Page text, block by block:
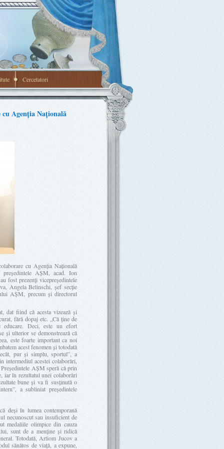
Cercetatori
cu Agenția Națională
cu Agenția Națională
AȘM, acad. Ion
fost prezenți vicepreședintele
Angela Belinschi, șef secție
AȘM, precum și directorul
dat fiind că acesta vizează și
fără dopaj etc. „Că ține de
Deci, este un efort
și ulterior se demonstrează că
este foarte important ca noi
acest fenomen și totodată
pur și simplu, sportul”, a
acestei colaborări,
AȘM speră că prin
iar în rezultatul unei colaborări
bune și va fi susținută o
a subliniat președintele
deși în lumea contemporană
necunoscut sau insuficient de
medaliile olimpice din cauza
sunt de a menține și ridică
Totodată, Artiom Jucov a
sănătos de viață, a expune,